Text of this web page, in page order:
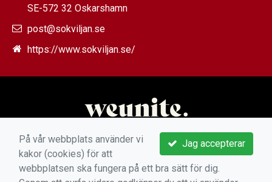
SE-572 32 Oskarshamn
post@sokviljan.se
https://www.sokviljan.se/
Jag accepterar
På vår webbplats använder vi
kakor (cookies) för att
webbplatsen ska fungera på ett bra sätt för dig.